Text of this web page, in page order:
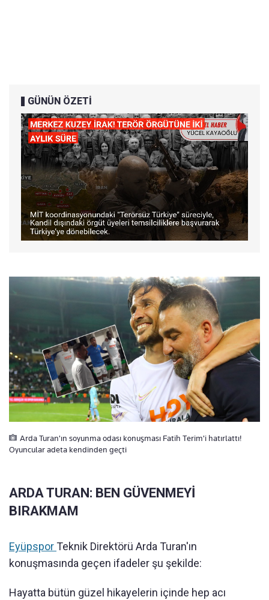
GÜNÜN ÖZETİ
Arda Turan'ın soyunma odası konuşması Fatih Terim'i hatırlattı!
Oyuncular adeta kendinden geçti
ARDA TURAN: BEN GÜVENMEYİ
BIRAKMAM
EyüpsporTeknik Direktörü Arda Turan'ın
konuşmasında geçen ifadeler şu şekilde:
Hayatta bütün güzel hikayelerin içinde hep acı